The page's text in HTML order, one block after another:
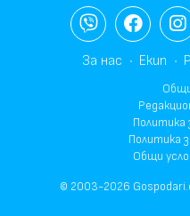
За нас Екип
Политика
Политика
Общи
© 2003-2026